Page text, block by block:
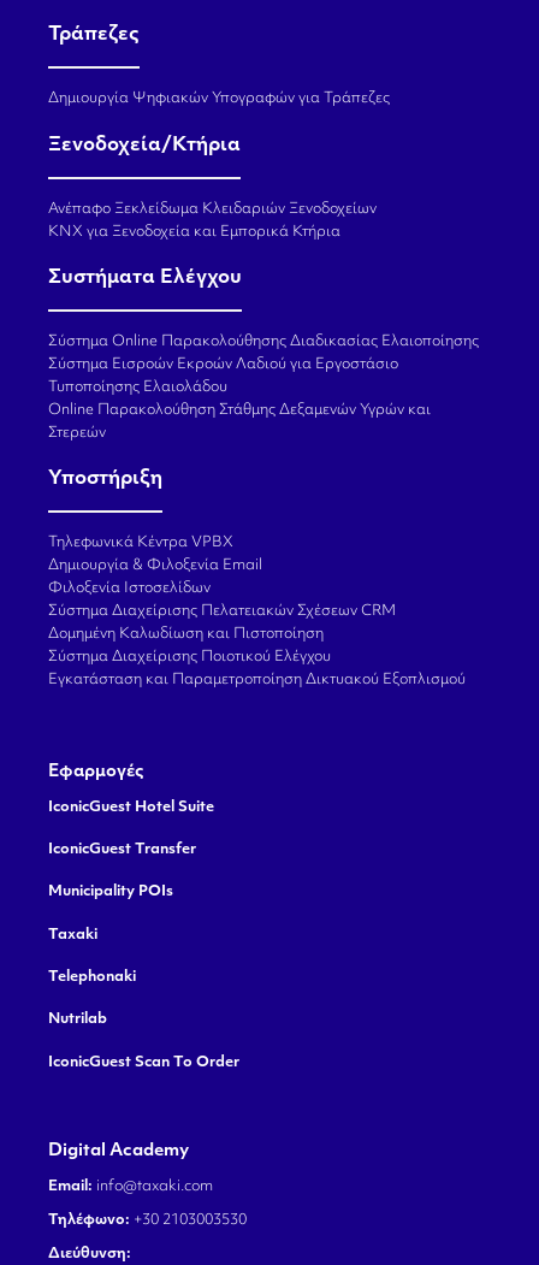
Τράπεζες
Δημιουργία Ψηφιακών Υπογραφών για Τράπεζες
Ξενοδοχεία/Κτήρια
Ανέπαφο Ξεκλείδωμα Κλειδαριών Ξενοδοχείων
KNX για Ξενοδοχεία και Εμπορικά Κτήρια
Συστήματα Ελέγχου
Σύστημα Online Παρακολούθησης Διαδικασίας Ελαιοποίησης
Σύστημα Εισροών Εκροών Λαδιού για Εργοστάσιο
Τυποποίησης Ελαιολάδου
Online Παρακολούθηση Στάθμης Δεξαμενών Υγρών και
Στερεών
Υποστήριξη
Τηλεφωνικά Κέντρα VPBX
Δημιουργία & Φιλοξενία Email
Φιλοξενία Ιστοσελίδων
Σύστημα Διαχείρισης Πελατειακών Σχέσεων CRM
Δομημένη Καλωδίωση και Πιστοποίηση
Σύστημα Διαχείρισης Ποιοτικού Ελέγχου
Εγκατάσταση και Παραμετροποίηση Δικτυακού Εξοπλισμού
Εφαρμογές
IconicGuest Hotel Suite
IconicGuest Transfer
Municipality POIs
Taxaki
Telephonaki
Nutrilab
IconicGuest Scan To Order
Digital Academy
Email: info@taxaki.com
Τηλέφωνο: +30 2103003530
Διεύθυνση: